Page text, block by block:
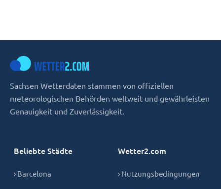
Sachsen Wetterdaten stammen von offiziellen
meteorologischen Behörden weltweit und gewährleisten
Genauigkeit und Zuverlässigkeit.
Beliebte Städte
› Barcelona
Wetter2.com
› Nutzungsbedingungen